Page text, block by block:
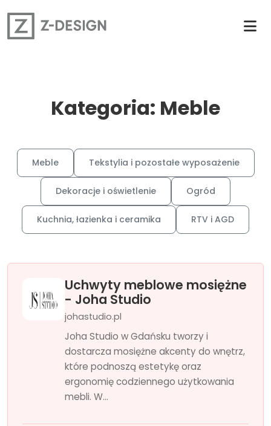
Kategoria: Meble
Meble Tekstylia i pozostałe wyposażenie
Dekoracje i oświetlenie Ogród
Kuchnia, łazienka i ceramika RTV i AGD
Uchwyty meblowe mosiężne
- Joha Studio
johastudio.pl
Joha Studio w Gdańsku tworzy i
dostarcza mosiężne akcenty do wnętrz,
które podnoszą estetykę oraz
ergonomię codziennego użytkowania
mebli. W...